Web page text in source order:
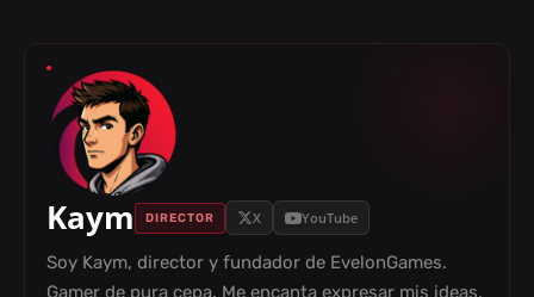
Kaym DIRECTOR X YouTube
Soy Kaym, director y fundador de EvelonGames.
Gamer de pura cepa. Me encanta expresar mis ideas,